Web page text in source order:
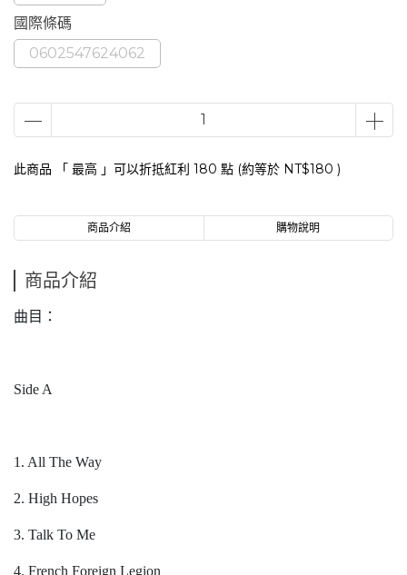
國際條碼
0602547624062
此商品 「 最高 」可以折抵紅利 180 點 (約等於 NT$180 )
商品介紹 購物說明
商品介紹
曲目：
Side A
1. All The Way
2. High Hopes
3. Talk To Me
4. French Foreign Legion